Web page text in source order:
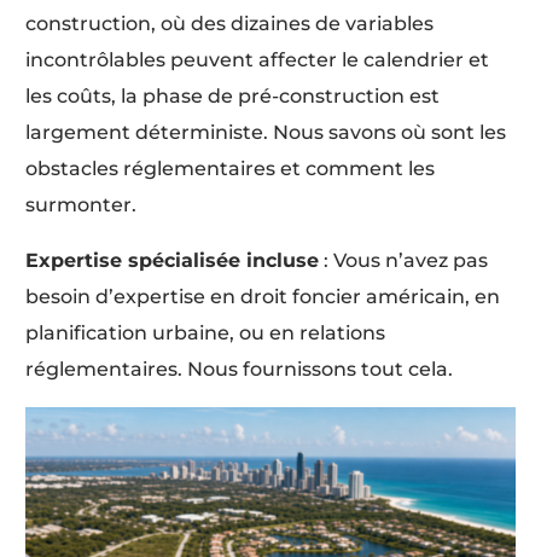
construction, où des dizaines de variables
incontrôlables peuvent affecter le calendrier et
les coûts, la phase de pré-construction est
largement déterministe. Nous savons où sont les
obstacles réglementaires et comment les
surmonter.
Expertise spécialisée incluse : Vous n’avez pas
besoin d’expertise en droit foncier américain, en
planification urbaine, ou en relations
réglementaires. Nous fournissons tout cela.